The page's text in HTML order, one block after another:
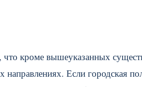
что кроме вышеуказанных
направлениях. Если городская